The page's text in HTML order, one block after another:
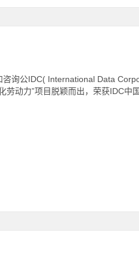
询公IDC( International Data
劳动力”项目脱颖而出，荣获IDC中